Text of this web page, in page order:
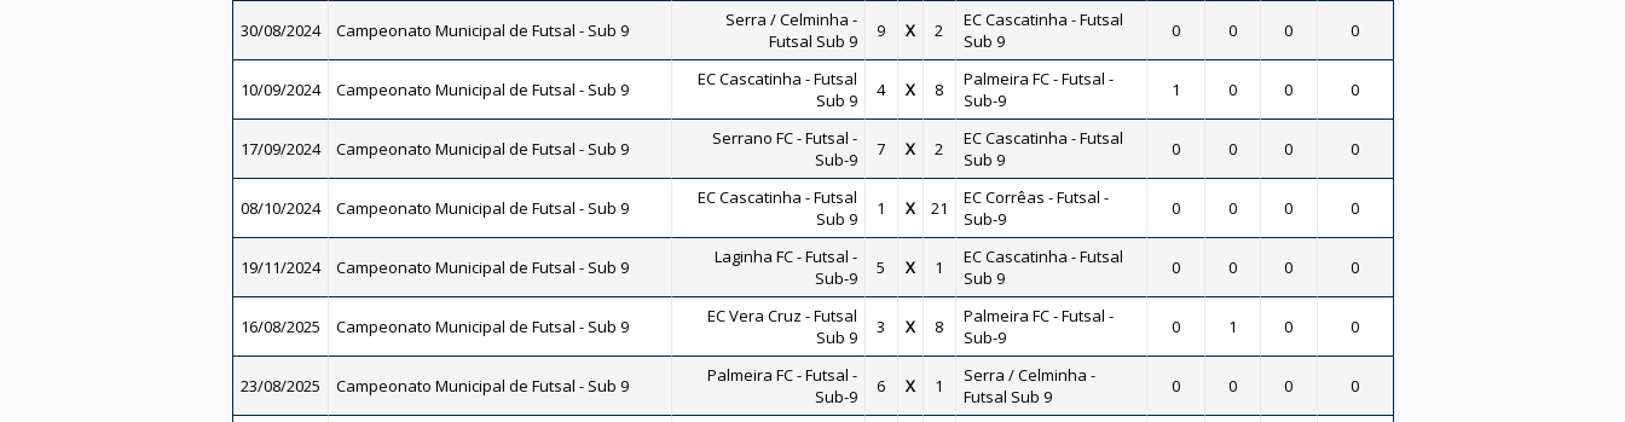
30/08/2024 Campeonato Municipal de Futsal - Sub 9
Serra / Celminha -
Futsal Sub 9
9 X 2
EC Cascatinha - Futsal
Sub 9
0 0 0 0
10/09/2024 Campeonato Municipal de Futsal - Sub 9
EC Cascatinha - Futsal
Sub 9
4 X 8
Palmeira FC - Futsal -
Sub-9
1 0 0 0
17/09/2024 Campeonato Municipal de Futsal - Sub 9
Serrano FC - Futsal -
Sub-9
7 X 2
EC Cascatinha - Futsal
Sub 9
0 0 0 0
08/10/2024 Campeonato Municipal de Futsal - Sub 9
EC Cascatinha - Futsal
Sub 9
1 X 21
EC Corrêas - Futsal -
Sub-9
0 0 0 0
19/11/2024 Campeonato Municipal de Futsal - Sub 9
Laginha FC - Futsal -
Sub-9
5 X 1
EC Cascatinha - Futsal
Sub 9
0 0 0 0
16/08/2025 Campeonato Municipal de Futsal - Sub 9
EC Vera Cruz - Futsal
Sub 9
3 X 8
Palmeira FC - Futsal -
Sub-9
0 1 0 0
23/08/2025 Campeonato Municipal de Futsal - Sub 9
Palmeira FC - Futsal -
Sub-9
6 X 1
Serra / Celminha -
Futsal Sub 9
0 0 0 0